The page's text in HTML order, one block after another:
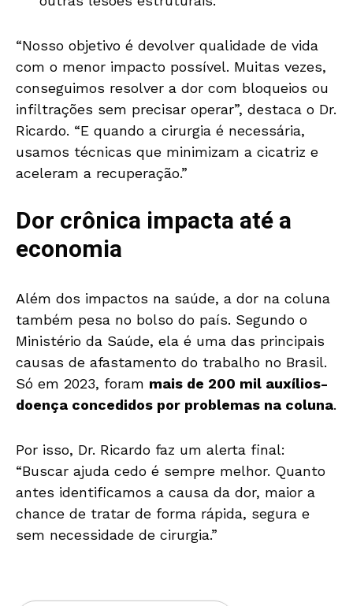
“Nosso objetivo é devolver qualidade de vida
com o menor impacto possível. Muitas vezes,
conseguimos resolver a dor com bloqueios ou
infiltrações sem precisar operar”, destaca o Dr.
Ricardo. “E quando a cirurgia é necessária,
usamos técnicas que minimizam a cicatriz e
aceleram a recuperação.”
Dor crônica impacta até a
economia
Além dos impactos na saúde, a dor na coluna
também pesa no bolso do país. Segundo o
Ministério da Saúde, ela é uma das principais
causas de afastamento do trabalho no Brasil.
Só em 2023, foram mais de 200 mil auxílios-
doença concedidos por problemas na coluna.
Por isso, Dr. Ricardo faz um alerta final:
“Buscar ajuda cedo é sempre melhor. Quanto
antes identificamos a causa da dor, maior a
chance de tratar de forma rápida, segura e
sem necessidade de cirurgia.”